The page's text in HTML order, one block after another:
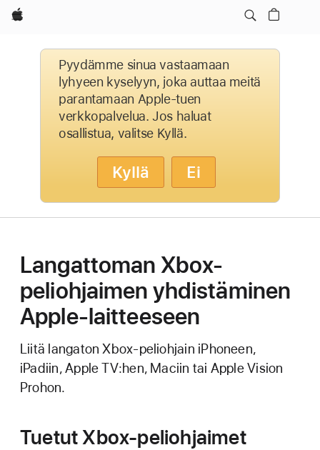
Apple
Pyydämme sinua vastaamaan
lyhyeen kyselyyn, joka auttaa meitä
parantamaan Apple-tuen
verkkopalvelua. Jos haluat
osallistua, valitse Kyllä.
Kyllä Ei
Langattoman Xbox-
peliohjaimen yhdistäminen
Apple-laitteeseen
Liitä langaton Xbox-peliohjain iPhoneen,
iPadiin, Apple TV:hen, Maciin tai Apple Vision
Prohon.
Tuetut Xbox-peliohjaimet